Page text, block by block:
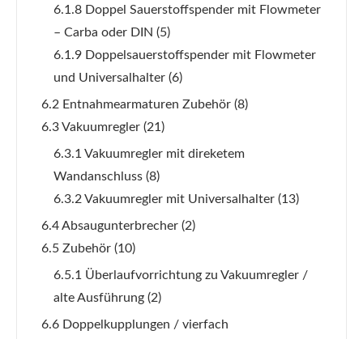
6.1.8 Doppel Sauerstoffspender mit Flowmeter
– Carba oder DIN (5)
6.1.9 Doppelsauerstoffspender mit Flowmeter
und Universalhalter (6)
6.2 Entnahmearmaturen Zubehör (8)
6.3 Vakuumregler (21)
6.3.1 Vakuumregler mit direketem
Wandanschluss (8)
6.3.2 Vakuumregler mit Universalhalter (13)
6.4 Absaugunterbrecher (2)
6.5 Zubehör (10)
6.5.1 Überlaufvorrichtung zu Vakuumregler /
alte Ausführung (2)
6.6 Doppelkupplungen / vierfach